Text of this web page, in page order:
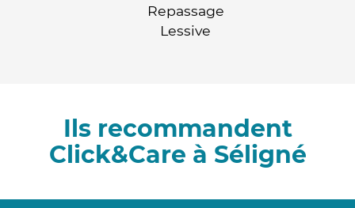
Repassage
Lessive
Ils recommandent
Click&Care à Séligné